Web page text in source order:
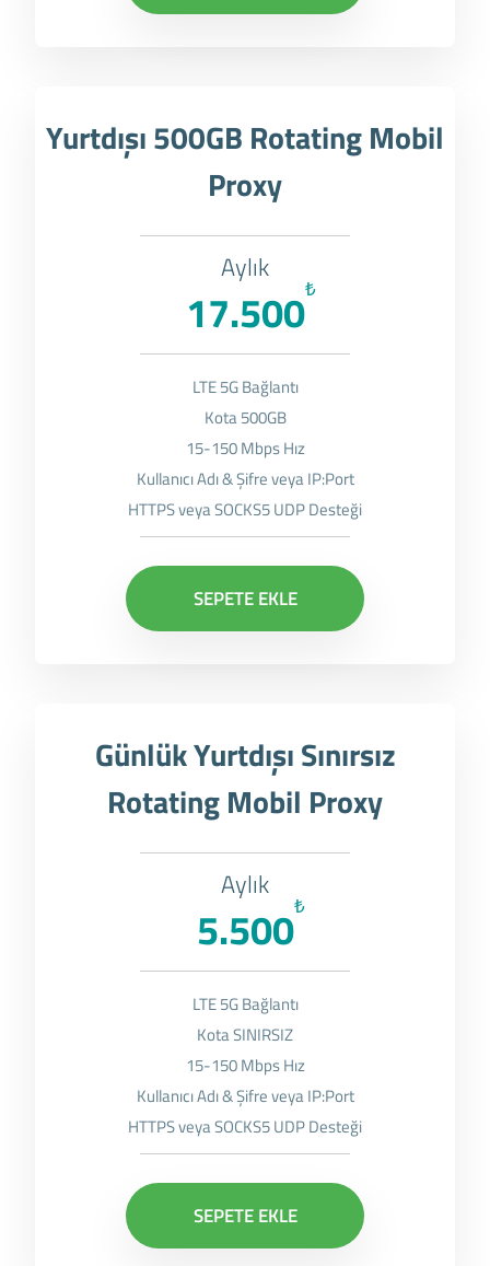
Yurtdışı 500GB Rotating Mobil
Proxy
Aylık
₺
17.500
LTE 5G Bağlantı
Kota 500GB
15-150 Mbps Hız
Kullanıcı Adı & Şifre veya IP:Port
HTTPS veya SOCKS5 UDP Desteği
SEPETE EKLE
Günlük Yurtdışı Sınırsız
Rotating Mobil Proxy
Aylık
₺
5.500
LTE 5G Bağlantı
Kota SINIRSIZ
15-150 Mbps Hız
Kullanıcı Adı & Şifre veya IP:Port
HTTPS veya SOCKS5 UDP Desteği
SEPETE EKLE